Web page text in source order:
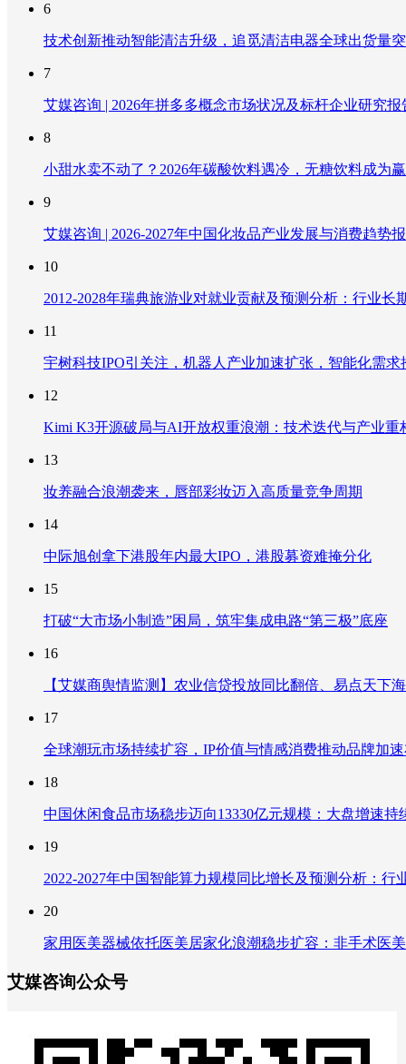
6
技术创新推动智能清洁升级，追觅清洁电器全球出货量
7
艾媒咨询 | 2026年拼多多概念市场状况及标杆企业研究报
8
小甜水卖不动了？2026年碳酸饮料遇冷，无糖饮料成为
9
艾媒咨询 | 2026-2027年中国化妆品产业发展与消费趋势
10
2012-2028年瑞典旅游业对就业贡献及预测分析：行业
11
宇树科技IPO引关注，机器人产业加速扩张，智能化需求
12
Kimi K3开源破局与AI开放权重浪潮：技术迭代与产业重
13
妆养融合浪潮袭来，唇部彩妆迈入高质量竞争周期
14
中际旭创拿下港股年内最大IPO，港股募资难掩分化
15
打破“大市场小制造”困局，筑牢集成电路“第三极”底座
16
【艾媒商舆情监测】农业信贷投放同比翻倍、易点天下
17
全球潮玩市场持续扩容，IP价值与情感消费推动品牌加
18
中国休闲食品市场稳步迈向13330亿元规模：大盘增速
19
2022-2027年中国智能算力规模同比增长及预测分析：
20
家用医美器械依托医美居家化浪潮稳步扩容：非手术医
艾媒咨询公众号